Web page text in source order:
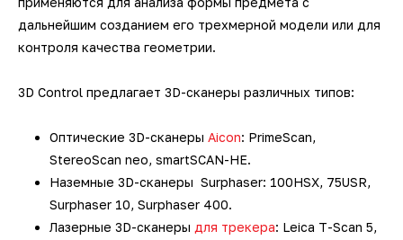
дальнейшим созданием его трехмерной модели или для
контроля качества геометрии.
3D Control предлагает 3D-сканеры различных типов:
Оптические 3D-сканеры Aicon: PrimeScan,
StereoScan neo, smartSCAN-HE.
Наземные 3D-сканеры Surphaser: 100HSX, 75USR,
Surphaser 10, Surphaser 400.
Лазерные 3D-сканеры для трекера: Leica T-Scan 5,